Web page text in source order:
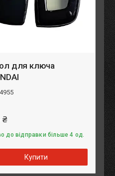
для ключа
4955
₴
до відправки більше 4 од.
Купити